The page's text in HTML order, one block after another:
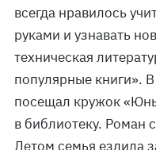
всегда нравилось
руками и узнавать
техническая
популярные книги».
посещал кружок
в библиотеку. Роман
Летом семья ездила